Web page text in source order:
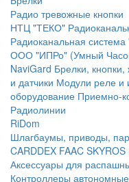
Радио тревожные кнопки
НТЦ "ТЕКО"
Радиоканальная система
ООО "ИПРо" (Умный
NaviGard Брелки,
и датчики Модули реле и
оборудование Приемно-
Радиолинии
RiDom
Шлагбаумы, приводы,
CARDDEX FAAC SKYROS
Аксессуары для
Контроллеры